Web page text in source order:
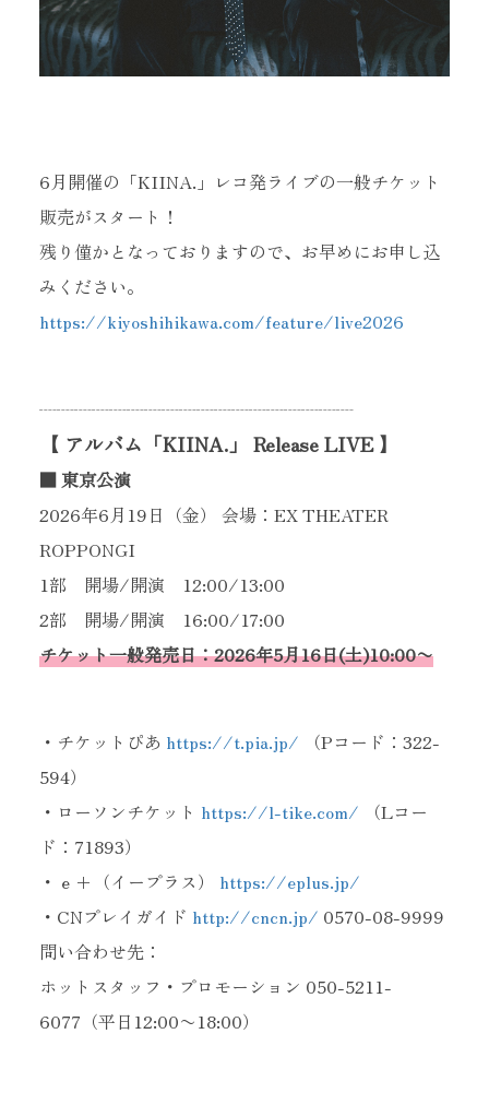
6月開催の「KIINA.」レコ発ライブの一般チケット
販売がスタート！
残り僅かとなっておりますので、お早めにお申し込
みください。
https://kiyoshihikawa.com/feature/live2026
┈┈┈┈┈┈┈┈┈┈┈┈┈┈┈┈┈┈
【 アルバム「KIINA.」 Release LIVE 】
■ 東京公演
2026年6月19日（金） 会場：EX THEATER
ROPPONGI
1部 開場/開演 12:00/13:00
2部 開場/開演 16:00/17:00
チケット一般発売日：2026年5月16日(土)10:00〜
・チケットぴあ https://t.pia.jp/ （Pコード：322-
594）
・ローソンチケット https://l-tike.com/
（Lコー
ド：71893）
・ｅ+（イープラス） https://eplus.jp/
・CNプレイガイド http://cncn.jp/ 0570-08-9999
問い合わせ先：
ホットスタッフ・プロモーション 050-5211-
6077（平日12:00〜18:00）
当サイトに掲載されている内容
すべてにおいて無断で転載、加工等を行うことを禁じます。